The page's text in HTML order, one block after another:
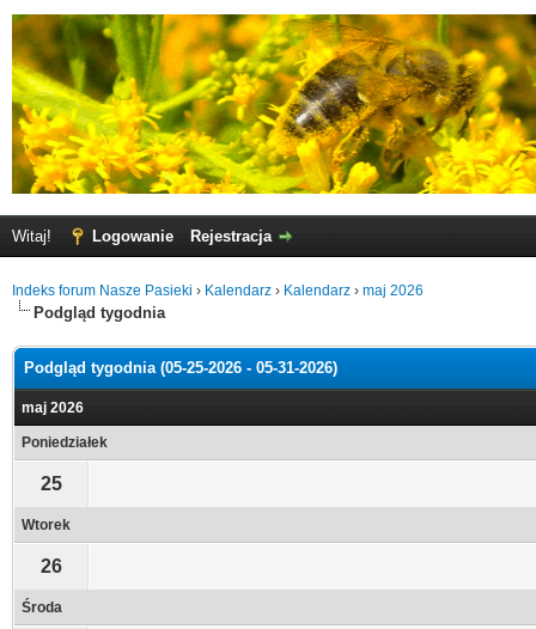
Witaj! Logowanie Rejestracja
Indeks forum Nasze Pasieki › Kalendarz › Kalendarz › maj 2026
Podgląd tygodnia
Podgląd tygodnia (05-25-2026 - 05-31-2026)
maj 2026
Poniedziałek
25
Wtorek
26
Środa